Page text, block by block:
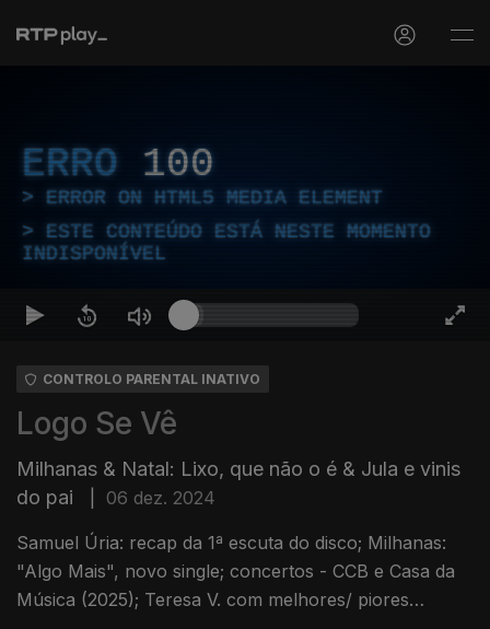
ERRO 100
ERROR ON HTML5 MEDIA ELEMENT
ESTE CONTEÚDO ESTÁ NESTE MOMENTO
INDISPONÍVEL
CONTROLO PARENTAL INATIVO
Logo Se Vê
Milhanas & Natal: Lixo, que não o é & Jula e vinis
do pai
06 dez. 2024
Samuel Úria: recap da 1ª escuta do disco; Milhanas:
"Algo Mais", novo single; concertos - CCB e Casa da
Música (2025); Teresa V. com melhores/ piores